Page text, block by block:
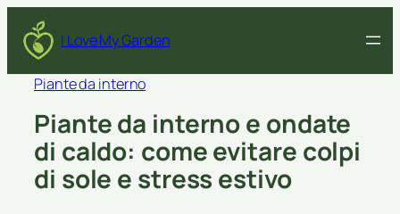
I Love My Garden
Piante da interno
Piante da interno e ondate
di caldo: come evitare colpi
di sole e stress estivo